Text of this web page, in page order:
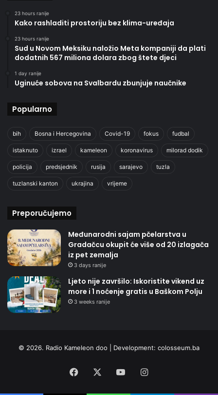
23 hours ranije
Kako rashladiti prostoriju bez klima-uređaja
23 hours ranije
Sud u Novom Meksiku naložio Meta kompaniji da plati
dodatnih 567 miliona dolara zbog štete djeci
1 day ranije
Uginuće sobova na Svalbardu zbunjuje naučnike
Popularno
bih Bosna i Hercegovina Covid-19 fokus fudbal
istaknuto izrael kameleon koronavirus milorad dodik
policija predsjednik rusija sarajevo tuzla
tuzlanski kanton ukrajina vrijeme
Preporučujemo
Međunarodni sajam pčelarstva u
Gradačcu okupit će više od 20 izlagača
iz pet zemalja
3 days ranije
Ljeto nije završilo: Iskoristite vikend uz
more i 1 noćenje gratis u Baškom Polju
3 weeks ranije
© 2026. Radio Kameleon doo | Development: colosseum.ba
Facebook YouTubeInstagram